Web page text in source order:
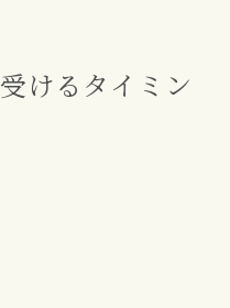
けるタイミン